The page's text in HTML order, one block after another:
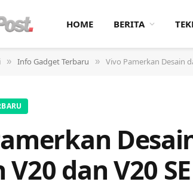
HOME BERITA
» Info Gadget Terbaru » Vivo Pamerkan Desain
dan V20 SE